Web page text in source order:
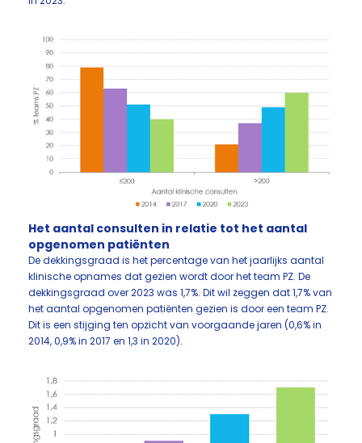
Het aantal consulten in relatie tot het aantal
opgenomen patiënten
De dekkingsgraad is het percentage van het jaarlijks aantal
klinische opnames dat gezien wordt door het team PZ. De
dekkingsgraad over 2023 was 1,7%. Dit wil zeggen dat 1,7% van
het aantal opgenomen patiënten gezien is door een team PZ.
Dit is een stijging ten opzicht van voorgaande jaren (0,6% in
2014, 0,9% in 2017 en 1,3 in 2020).